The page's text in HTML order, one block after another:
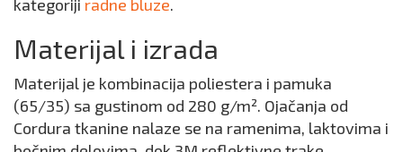
kategoriji radne bluze.
Materijal i izrada
Materijal je kombinacija poliestera i pamuka
(65/35) sa gustinom od 280 g/m². Ojačanja od
Cordura tkanine nalaze se na ramenima, laktovima i